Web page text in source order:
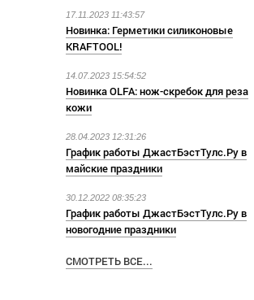
17.11.2023 11:43:57
Новинка: Герметики силиконовые
KRAFTOOL!
14.07.2023 15:54:52
Новинка OLFA: нож-скребок для реза
кожи
28.04.2023 12:31:26
График работы ДжастБэстТулс.Ру в
майские праздники
30.12.2022 08:35:23
График работы ДжастБэстТулс.Ру в
новогодние праздники
СМОТРЕТЬ ВСЕ...